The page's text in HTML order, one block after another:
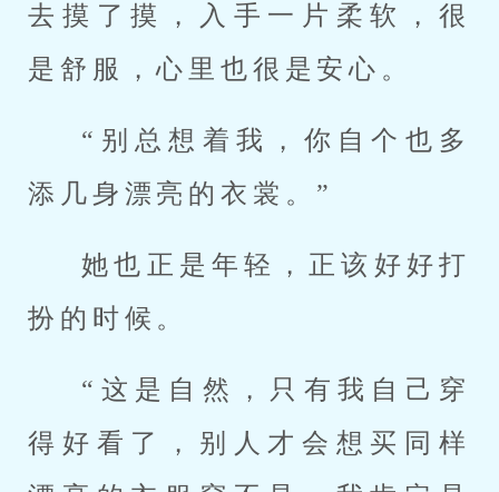
去摸了摸，入手一片柔软，很
是舒服，心里也很是安心。
“别总想着我，你自个也多
添几身漂亮的衣裳。”
她也正是年轻，正该好好打
扮的时候。
“这是自然，只有我自己穿
得好看了，别人才会想买同样